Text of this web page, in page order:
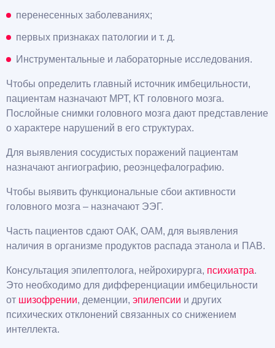
перенесенных заболеваниях;
первых признаках патологии и т. д.
Инструментальные и лабораторные исследования.
Чтобы определить главный источник имбецильности,
пациентам назначают МРТ, КТ головного мозга.
Послойные снимки головного мозга дают представление
о характере нарушений в его структурах.
Для выявления сосудистых поражений пациентам
назначают ангиографию, реоэнцефалографию.
Чтобы выявить функциональные сбои активности
головного мозга – назначают ЭЭГ.
Часть пациентов сдают ОАК, ОАМ, для выявления
наличия в организме продуктов распада этанола и ПАВ.
Консультация эпилептолога, нейрохирурга, психиатра.
Это необходимо для дифференциации имбецильности
от шизофрении, деменции, эпилепсии и других
психических отклонений связанных со снижением
интеллекта.